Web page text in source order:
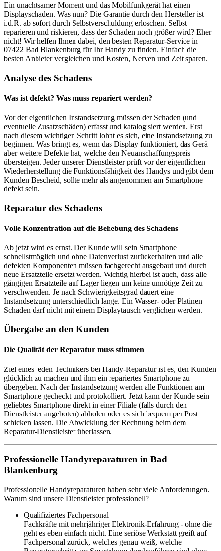
Ein unachtsamer Moment und das Mobilfunkgerät hat einen
Displayschaden. Was nun? Die Garantie durch den Hersteller ist
i.d.R. ab sofort durch Selbstverschuldung erloschen. Selbst
reparieren und riskieren, dass der Schaden noch größer wird? Eher
nicht! Wir helfen Ihnen dabei, den besten Reparatur-Service in
07422 Bad Blankenburg für Ihr Handy zu finden. Einfach die
besten Anbieter vergleichen und Kosten, Nerven und Zeit sparen.
Analyse des Schadens
Was ist defekt? Was muss repariert werden?
Vor der eigentlichen Instandsetzung müssen der Schaden (und
eventuelle Zusatzschäden) erfasst und katalogisiert werden. Erst
nach diesem wichtigen Schritt lohnt es sich, eine Instandsetzung zu
beginnen. Was bringt es, wenn das Display funktioniert, das Gerä
aber weitere Defekte hat, welche den Neuanschaffungspreis
übersteigen. Jeder unserer Dienstleister prüft vor der eigentlichen
Wiederherstellung die Funktionsfähigkeit des Handys und gibt dem
Kunden Bescheid, sollte mehr als angenommen am Smartphone
defekt sein.
Reparatur des Schadens
Volle Konzentration auf die Behebung des Schadens
Ab jetzt wird es ernst. Der Kunde will sein Smartphone
schnellstmöglich und ohne Datenverlust zurückerhalten und alle
defekten Komponenten müssen fachgerecht ausgebaut und durch
neue Ersatzteile ersetzt werden. Wichtig hierbei ist auch, dass alle
gängigen Ersatzteile auf Lager liegen um keine unnötige Zeit zu
verschwenden. Je nach Schwierigkeitsgrad dauert eine
Instandsetzung unterschiedlich lange. Ein Wasser- oder Platinen
Schaden darf nicht mit einem Displaytausch verglichen werden.
Übergabe an den Kunden
Die Qualität der Reparatur muss stimmen
Ziel eines jeden Technikers bei Handy-Reparatur ist es, den Kunden
glücklich zu machen und ihm ein repariertes Smartphone zu
übergeben. Nach der Instandsetzung werden alle Funktionen am
Smartphone gecheckt und protokolliert. Jetzt kann der Kunde sein
geliebtes Smartphone direkt in einer Filiale (falls durch den
Dienstleister angeboten) abholen oder es sich bequem per Post
schicken lassen. Die Abwicklung der Rechnung beim dem
Reparatur-Dienstleister überlassen.
Professionelle Handyreparaturen in Bad
Blankenburg
Professionelle Handyreparaturen haben sehr viele Anforderungen.
Warum sind unsere Dienstleister professionell?
Qualifiziertes Fachpersonal
Fachkräfte mit mehrjähriger Elektronik-Erfahrung - ohne die
geht es eben einfach nicht. Eine seriöse Werkstatt greift auf
Fachpersonal zurück, welches genau weiß, welche